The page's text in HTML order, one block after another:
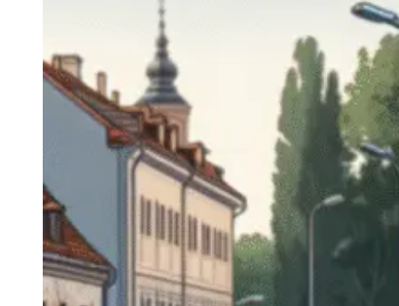
Navigatie BMW X3 f25
Dacia Logan
Navigație Dacia Logan 1 (2004–2012)
Navigație Dacia Logan 2 (2012–2020)
Navigație Dacia Logan 3 (2020–Prezent)
Dacia Duster
Navigatie Duster 2011
Navigatie Duster 2019
Audi
Navigatie Audi A3 8p
Navigatie Audi A4
Navigatie Audi A4 B6
Navigatie Audi A4 B7
Navigatie Audi A4 B8
Navigatie Audi A5
Navigatie Audi A6 C5
Navigatie Audi A6 C6
Navigatie Audi A6 C7
Navigatie Audi Q5